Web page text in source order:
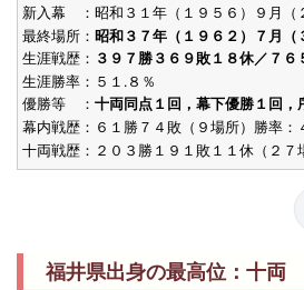
新入幕 ：昭和３１年（１９５６）９月（
最終場所：昭和３７年（１９６２）７月（
生涯戦歴： ３９７勝３６９敗１８休／７６
生涯勝率：５１.８％
優勝等 ：十両同点１回，幕下優勝１回，
幕内戦歴：６１勝７４敗（９場所）勝率：
十両戦歴：２０３勝１９１敗１１休（２７
福井県出身の最高位：十両